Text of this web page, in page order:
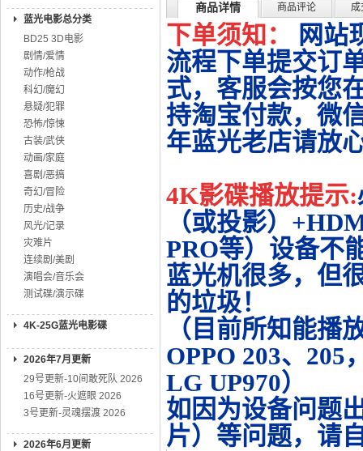
蓝光电影总分类
BD25 3D电影
剧情/爱情
动作/枪战
科幻/魔幻
悬疑/犯罪
恐怖/惊悚
古装/武侠
动画/家庭
喜剧/恶搞
奇幻/冒险
历史/战争
风光/记录
灾难片
连续剧/美剧
演唱会/音乐会
测试碟/演示碟
4K-25G蓝光电影碟
2026年7月更新
29号更新-10间敢死队 2026
16号更新-火遮眼 2026
3号更新-灵魂摆渡 2026
2026年6月更新
商品详情 商品评论 成
下单须知：
网站
流程下单提交订
式，客服会按您
持淘宝付款，微
年蓝光老店请放
4K影碟播放提示:
（或投影）
PRO等）设备不
蓝光机很多，但
的垃圾！
（目前所知能播
OPPO 203、205
LG UP970）
如因为设备问题
片）等问题，请